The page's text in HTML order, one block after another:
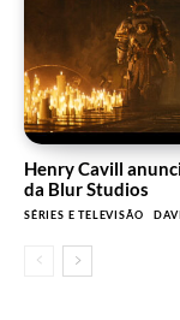
Henry Cavill
da Blur Studios
SÉRIES E TELEVISÃO